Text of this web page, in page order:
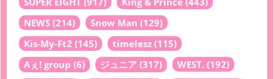
NEWS (214) Snow Man (129)
Kis-My-Ft2 (145) timelesz (115)
Aぇ! group (6) ジュニア (317) WEST. (192)